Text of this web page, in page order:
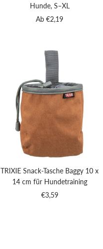
Hunde, S–XL
Angebotspreis
Ab €2,19
TRIXIE Snack-Tasche Baggy 10 x
14 cm für Hundetraining
Angebotspreis
€3,59